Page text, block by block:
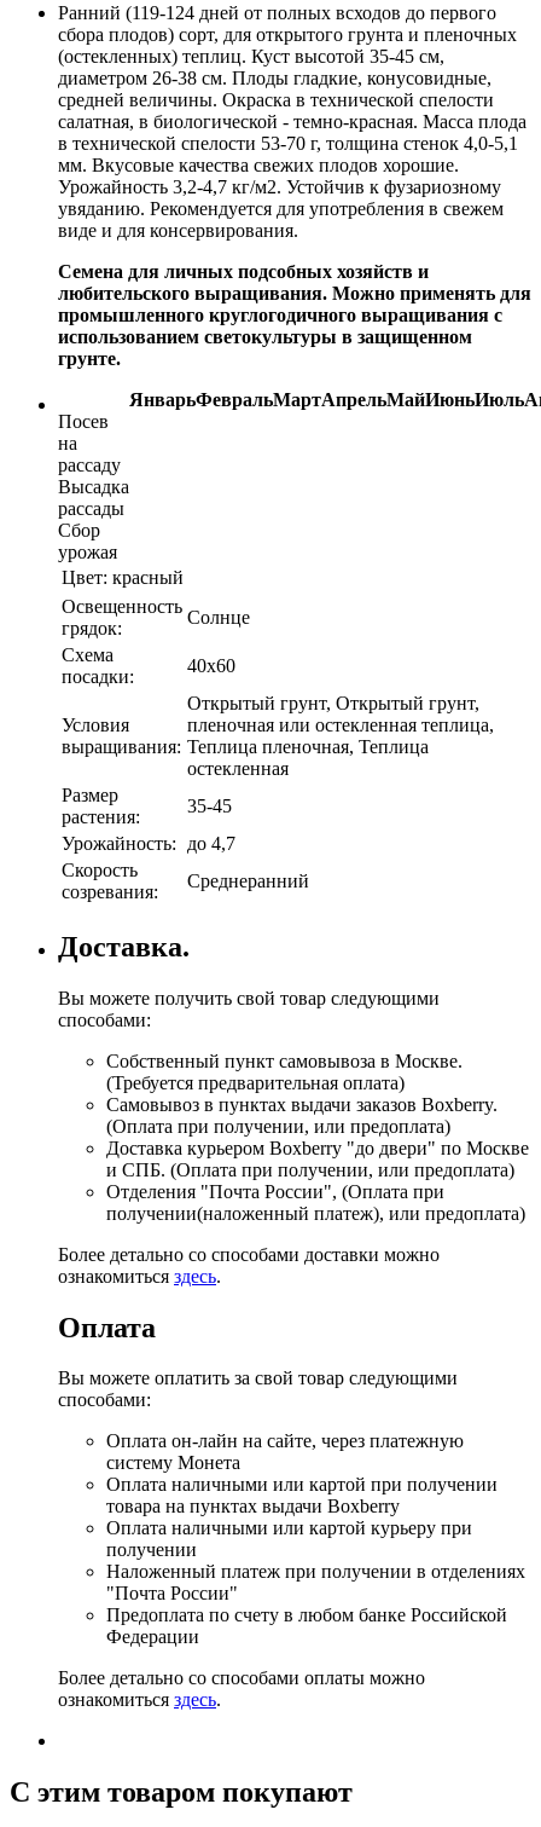
Ранний (119-124 дней от полных всходов до первого
сбора плодов) сорт, для открытого грунта и пленочных
(остекленных) теплиц. Куст высотой 35-45 см,
диаметром 26-38 см. Плоды гладкие, конусовидные,
средней величины. Окраска в технической спелости
салатная, в биологической - темно-красная. Масса плода
в технической спелости 53-70 г, толщина стенок 4,0-5,1
мм. Вкусовые качества свежих плодов хорошие.
Урожайность 3,2-4,7 кг/м2. Устойчив к фузариозному
увяданию. Рекомендуется для употребления в свежем
виде и для консервирования.
Семена для личных подсобных хозяйств и
любительского выращивания. Можно применять для
промышленного круглогодичного выращивания с
использованием светокультуры в защищенном
грунте.
ЯнварьФевральМартАпрельМайИюньИюль
Посев
на
рассаду
Высадка
рассады
Сбор
урожая
Цвет: красный
Освещенность
грядок:
Солнце
Схема
посадки:
40х60
Условия
выращивания:
Открытый грунт, Открытый грунт,
пленочная или остекленная теплица,
Теплица пленочная, Теплица
остекленная
Размер
растения:
35-45
Урожайность:
до 4,7
Скорость
созревания:
Среднеранний
Доставка.
Вы можете получить свой товар следующими
способами:
Собственный пункт самовывоза в Москве.
(Требуется предварительная оплата)
Самовывоз в пунктах выдачи заказов Boxberry.
(Оплата при получении, или предоплата)
Доставка курьером Boxberry "до двери" по Москве
и СПБ. (Оплата при получении, или предоплата)
Отделения "Почта России", (Оплата при
получении(наложенный платеж), или предоплата)
Более детально со способами доставки можно
ознакомиться здесь.
Оплата
Вы можете оплатить за свой товар следующими
способами:
Оплата он-лайн на сайте, через платежную
систему Монета
Оплата наличными или картой при получении
товара на пунктах выдачи Boxberry
Оплата наличными или картой курьеру при
получении
Наложенный платеж при получении в отделениях
"Почта России"
Предоплата по счету в любом банке Российской
Федерации
Более детально со способами оплаты можно
ознакомиться здесь.
C этим товаром покупают